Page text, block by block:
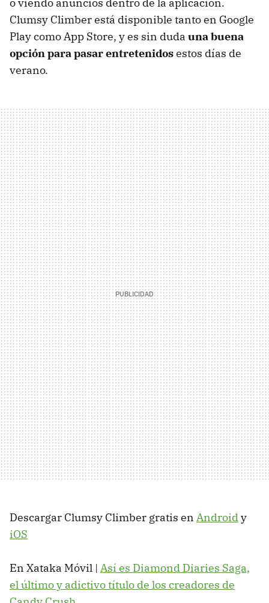
o viendo anuncios dentro de la aplicación.
Clumsy Climber está disponible tanto en Google
Play como App Store, y es sin duda una buena
opción para pasar entretenidosestos días de
verano.
Descargar Clumsy Climber gratis en Androidy
iOS
En Xataka Móvil | Así es Diamond Diaries Saga,
el último y adictivo título de los creadores de